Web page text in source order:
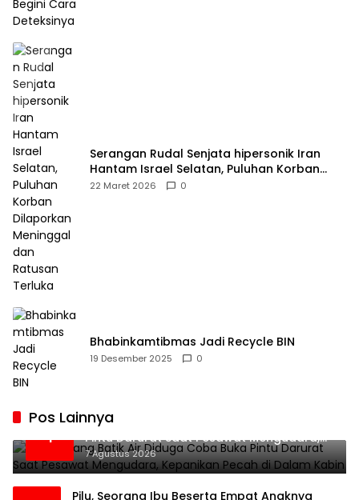
Serangan Rudal Senjata hipersonik Iran
Hantam Israel Selatan, Puluhan Korban
Dilaporkan Meninggal dan Ratusan Terluka
22 Maret 2026 0
Bhabinkamtibmas Jadi Recycle BIN
19 Desember 2025 0
Pos Lainnya
1
Penumpang Batik Air Diduga Coba Buka
Pintu Darurat Saat Pesawat Mengudara,
Kepanikan Pecah di Dalam Kabin
7 Agustus 2026
Pilu, Seorang Ibu Beserta Empat Anaknya